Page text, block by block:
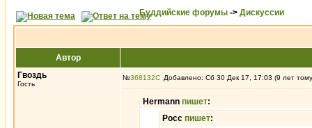
Буддийские форумы -> Дискуссии
Автор
Гвоздь
Гость
№368132 Добавлено: Сб 30 Дек 17, 17:03 (9 лет
Hermann пишет:
Росс пишет: